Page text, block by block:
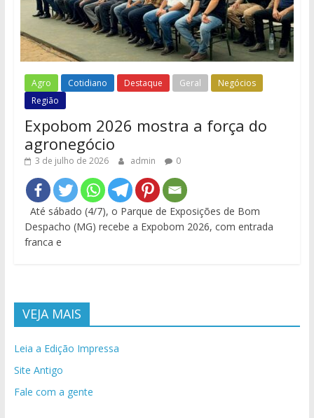
Agro Cotidiano Destaque Geral
Negócios
Região
Expobom 2026 mostra a força do
agronegócio
3 de julho de 2026 admin 0
Até sábado (4/7), o Parque de Exposições de Bom
Despacho (MG) recebe a Expobom 2026, com entrada
franca e
VEJA MAIS
Leia a Edição Impressa
Site Antigo
Fale com a gente